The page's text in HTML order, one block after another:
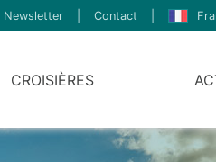
Newsletter Contact
CROISIÈRES